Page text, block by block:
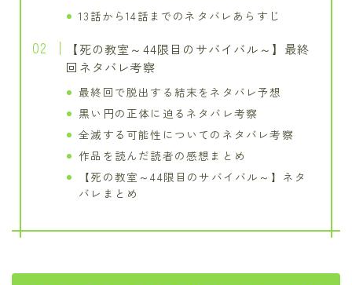
13話から14話までのネタバレあらすじ
【死の教室～44限目のサバイバル～】最終
回ネタバレ考察
最終回で脱出する結末をネタバレ予想
黒い円の正体に迫るネタバレ考察
全滅する可能性についてのネタバレ考察
作品を読んだ読者の感想まとめ
【死の教室～44限目のサバイバル～】ネタ
バレまとめ